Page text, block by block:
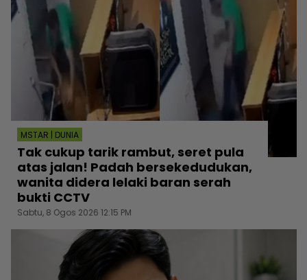
MSTAR | DUNIA
Tak cukup tarik rambut, seret pula
atas jalan! Padah bersekedudukan,
wanita didera lelaki baran serah
bukti CCTV
Sabtu, 8 Ogos 2026 12:15 PM